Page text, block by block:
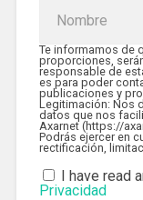
Te informamos de
proporciones,
responsable de
es para poder
publicaciones y
Legitimación: Nos
datos que nos
Axarnet (https://
Podrás ejercer en
rectificación,
I have read
Privacidad